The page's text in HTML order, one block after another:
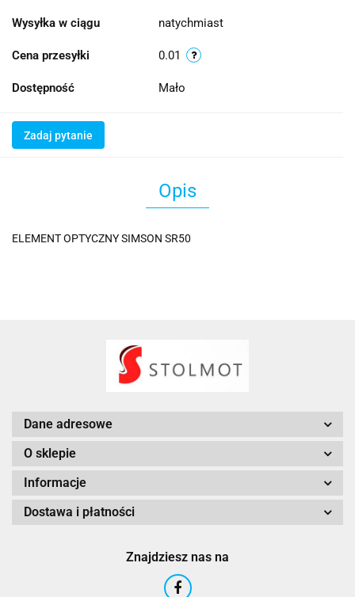
Wysyłka w ciągu natychmiast
Cena przesyłki 0.01
Dostępność Mało
Zadaj pytanie
Opis
ELEMENT OPTYCZNY SIMSON SR50
Dane adresowe
O sklepie
Informacje
Dostawa i płatności
Znajdziesz nas na